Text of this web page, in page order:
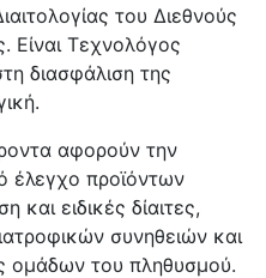
του Διεθνούς
Είναι Τεχνολόγος
διασφάλιση της
αφορούν την
έλεγχο προϊόντων
και ειδικές δίαιτες,
συνηθειών και
ομάδων του πληθυσμού.